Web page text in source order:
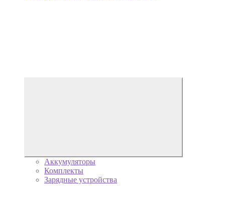
Аккумуляторы
Комплекты
Зарядные устройства